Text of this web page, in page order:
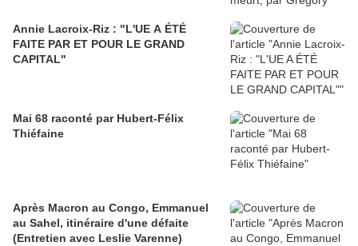
Annie Lacroix-Riz : "L'UE A ÉTÉ
FAITE PAR ET POUR LE GRAND
CAPITAL"
Mai 68 raconté par Hubert-Félix
Thiéfaine
Après Macron au Congo, Emmanuel
au Sahel, itinéraire d'une défaite
(Entretien avec Leslie Varenne)